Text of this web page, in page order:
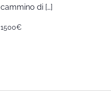
cammino di […]
1500€